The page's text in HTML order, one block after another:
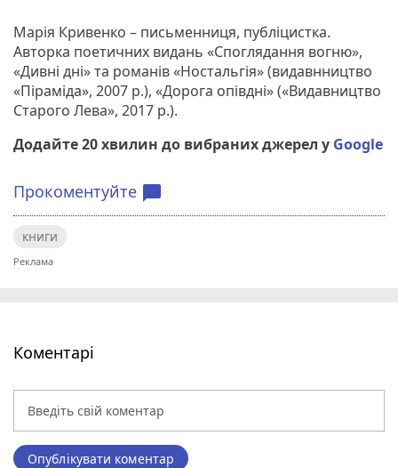
Марія Кривенко – письменниця, публіцистка.
Авторка поетичних видань «Споглядання вогню»,
«Дивні дні» та романів «Ностальгія» (видавнництво
«Піраміда», 2007 р.), «Дорога опівдні» («Видавництво
Старого Лева», 2017 р.).
Додайте 20 хвилин до вибраних джерел у Google
Прокоментуйте chat_bubble
книги
Коментарі
Опублікувати коментар